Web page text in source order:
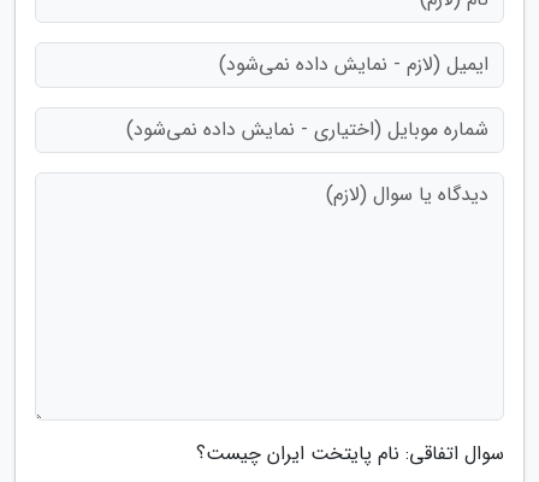
سوال اتفاقی: نام پایتخت ایران چیست؟